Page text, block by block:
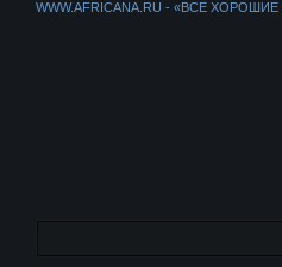
WWW.AFRICANA.RU - «ВСЕ